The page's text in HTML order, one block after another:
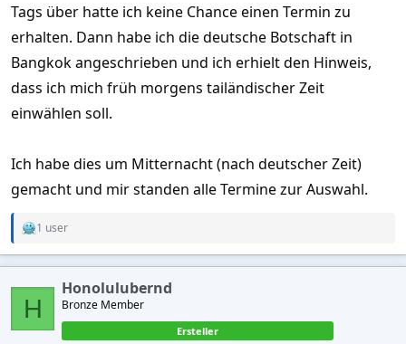
Tags über hatte ich keine Chance einen Termin zu
erhalten. Dann habe ich die deutsche Botschaft in
Bangkok angeschrieben und ich erhielt den Hinweis,
dass ich mich früh morgens tailändischer Zeit
einwählen soll.
Ich habe dies um Mitternacht (nach deutscher Zeit)
gemacht und mir standen alle Termine zur Auswahl.
R
t
o
n
1 user
H
Honolulubernd
Bronze Member
Ersteller